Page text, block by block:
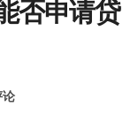
否申请贷
论